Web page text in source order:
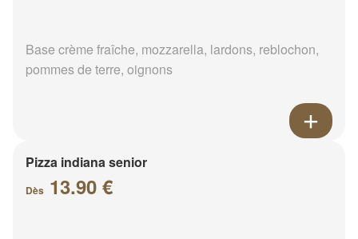
Base crème fraîche, mozzarella, lardons, reblochon,
pommes de terre, oignons
Pizza indiana senior
Dès 13.90 €